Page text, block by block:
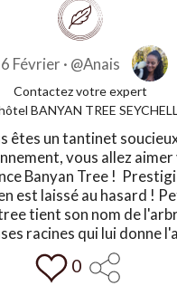
Février · @Anais
Contactez votre expert
BANYAN TREE
êtes un tantinet
vous allez
Banyan Tree !
est laissé au hasard !
tient son nom de
racines qui lui donne
0